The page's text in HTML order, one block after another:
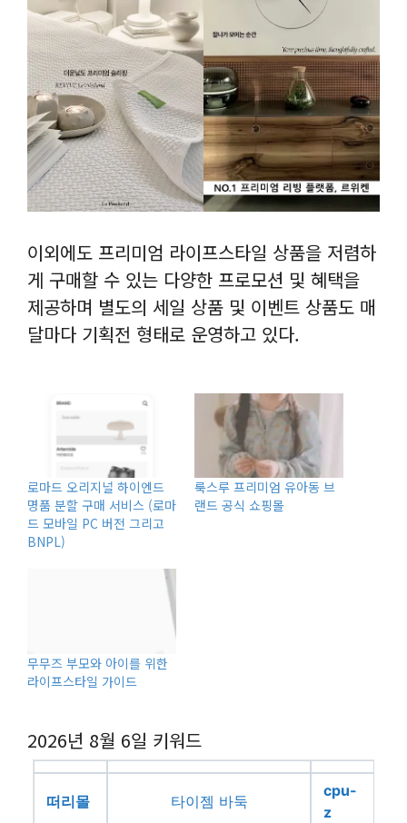
이외에도 프리미엄 라이프스타일 상품을 저렴하
게 구매할 수 있는 다양한 프로모션 및 혜택을
제공하며 별도의 세일 상품 및 이벤트 상품도 매
달마다 기획전 형태로 운영하고 있다.
로마드 오리지널 하이엔드
명품 분할 구매 서비스 (로마
드 모바일 PC 버전 그리고
BNPL)
룩스루 프리미엄 유아동 브
랜드 공식 쇼핑몰
무무즈 부모와 아이를 위한
라이프스타일 가이드
2026년 8월 6일 키워드
떠리몰 타이젬 바둑
cpu-
z